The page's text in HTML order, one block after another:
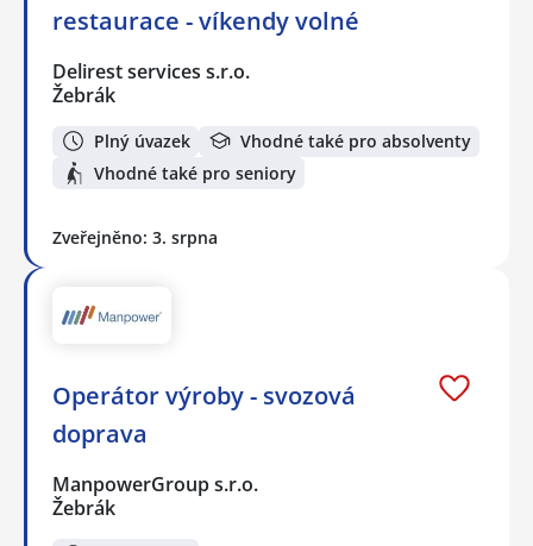
restaurace - víkendy volné
Delirest services s.r.o.
Žebrák
Plný úvazek
Vhodné také pro absolventy
Vhodné také pro seniory
Zveřejněno: 3. srpna
Operátor výroby - svozová
doprava
ManpowerGroup s.r.o.
Žebrák